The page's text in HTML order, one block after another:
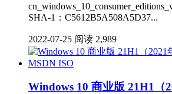
SHA-1：C5612B5A508A5D37...
2022-07-25 阅读 2,989
Windows 10 商业版 21H1（